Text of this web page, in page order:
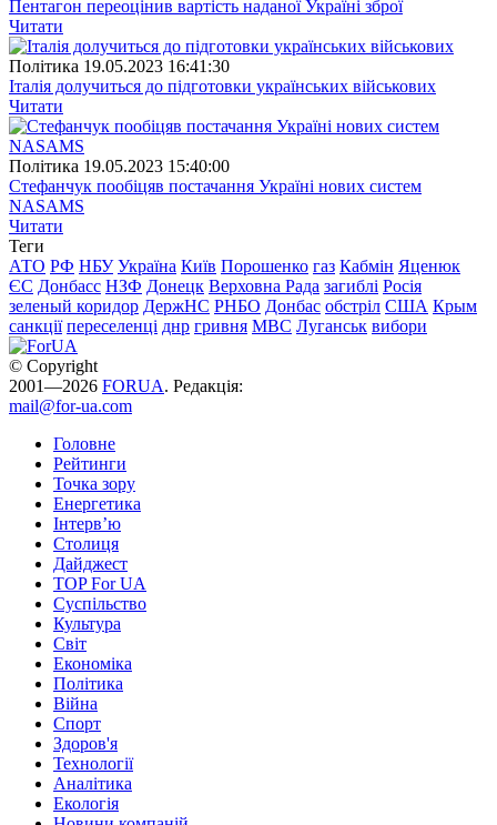
Пентагон переоцінив вартість наданої Україні зброї
Читати
Полiтика 19.05.2023 16:41:30
Італія долучиться до підготовки українських військових
Читати
Полiтика 19.05.2023 15:40:00
Стефанчук пообіцяв постачання Україні нових систем
NASAMS
Читати
Теги
АТО РФ НБУ Україна Київ Порошенко газ Кабмін Яценюк
ЄС Донбасс НЗФ Донецк Верховна Рада загиблі Росія
зеленый коридор ДержНС РНБО Донбас обстріл США Крым
санкції переселенці днр гривня МВС Луганськ вибори
© Copyright
2001—2026 FORUA. Редакція:
mail@for-ua.com
Головне
Рейтинги
Точка зору
Енергетика
Інтерв’ю
Столиця
Дайджест
TOP For UA
Суспiльство
Культура
Світ
Економіка
Політика
Війна
Спорт
Здоров'я
Технології
Аналітика
Екологія